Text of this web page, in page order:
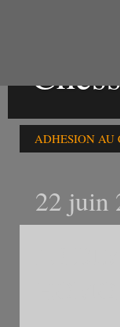
ADHESION AU
22 juin